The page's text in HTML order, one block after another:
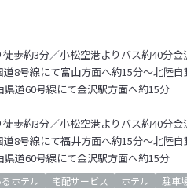
歩約3分／小松空港よりバス約40分金
8号線にて富山方面へ約15分～北陸
県道60号線にて金沢駅方面へ約15分
歩約3分／小松空港よりバス約40分金
8号線にて福井方面へ約15分～北陸
県道60号線にて金沢駅方面へ約15分
ホテル 宅配サービス ホテル
駐車